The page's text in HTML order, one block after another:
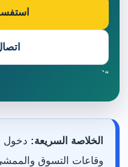
“`
الخلاصة السريعة: دخول
وقاعات التسوق